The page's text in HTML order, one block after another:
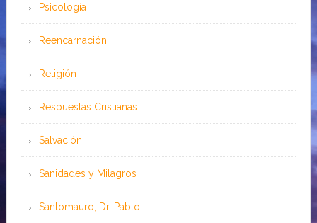
Psicología
Reencarnación
Religión
Respuestas Cristianas
Salvación
Sanidades y Milagros
Santomauro, Dr. Pablo